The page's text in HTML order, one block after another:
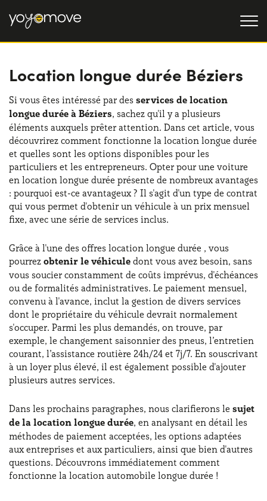
OFFRE LLD
Particulier
Professionnel
LLD OCCASION
QUI NOUS SOMMES
Notre histoire
Travailler avec nous
FONCTIONNEMENT
NOS AVANTAGES
CHOISISSEZ UN PAYS
Besoin d'aide ? 0139280852
Location longue durée Béziers
Si vous êtes intéressé par des services de location
longue durée à Béziers, sachez qu'il y a plusieurs
éléments auxquels prêter attention. Dans cet article, vous
découvrirez comment fonctionne la location longue durée
et quelles sont les options disponibles pour les
particuliers et les entrepreneurs. Opter pour une voiture
en location longue durée présente de nombreux avantages
: pourquoi est-ce avantageux ? Il s'agit d'un type de contrat
qui vous permet d'obtenir un véhicule à un prix mensuel
fixe, avec une série de services inclus.
Grâce à l'une des offres location longue durée , vous
pourrez obtenir le véhicule dont vous avez besoin, sans
vous soucier constamment de coûts imprévus, d'échéances
ou de formalités administratives. Le paiement mensuel,
convenu à l'avance, inclut la gestion de divers services
dont le propriétaire du véhicule devrait normalement
s'occuper. Parmi les plus demandés, on trouve, par
exemple, le changement saisonnier des pneus, l’entretien
courant, l’assistance routière 24h/24 et 7j/7. En souscrivant
à un loyer plus élevé, il est également possible d'ajouter
plusieurs autres services.
Dans les prochains paragraphes, nous clarifierons le sujet
de la location longue durée, en analysant en détail les
méthodes de paiement acceptées, les options adaptées
aux entreprises et aux particuliers, ainsi que bien d'autres
questions. Découvrons immédiatement comment
fonctionne la location automobile longue durée !